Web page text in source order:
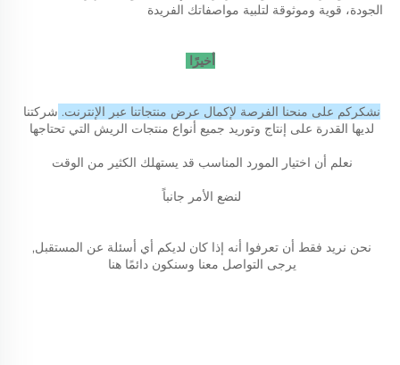
الجودة، قوية وموثوقة لتلبية مواصفاتك الفريدة
أخيرًا
نشكركم على منحنا الفرصة لإكمال عرض منتجاتنا عبر الإنترنت.
لديها القدرة على إنتاج وتوريد جميع أنواع منتجات الريش التي تحتاجها
نعلم أن اختيار المورد المناسب قد يستهلك الكثير من الوقت
لنضع الأمر جانباً
نحن نريد فقط أن تعرفوا أنه إذا كان لديكم أي أسئلة عن المستقبل,
يرجى التواصل معنا وسنكون دائمًا هنا